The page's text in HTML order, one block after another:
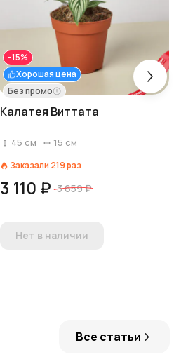
Хорошая цена
-15%
Без промо
Калатея Виттата
45 см 15 см
Заказали 219раз
3 110 ₽ 3 659 ₽
Нет в наличии
Все статьи